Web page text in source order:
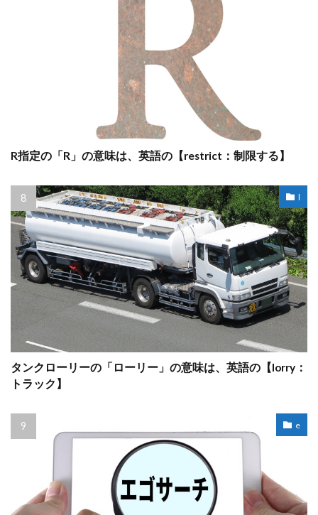
R指定の「R」の意味は、英語の【restrict：制限する】
l
タンクローリーの「ローリー」の意味は、英語の【lorry：
トラック】
e